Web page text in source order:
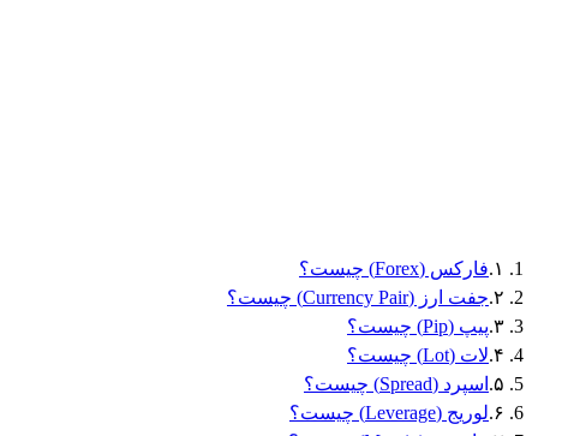
۱.فارکس (Forex) چیست؟
۲.جفت ارز (Currency Pair) چیست؟
۳.پیپ (Pip) چیست؟
۴.لات (Lot) چیست؟
۵. اسپرد (Spread) چیست؟
۶.لوریج (Leverage) چیست؟